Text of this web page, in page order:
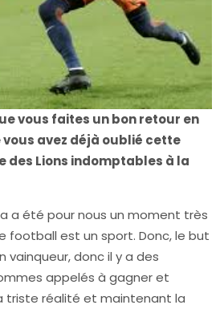
vous faites un bon retour en
vous avez déjà oublié cette
des Lions indomptables à la
a été pour nous un moment très
football est un sport. Donc, le but
vainqueur, donc il y a des
appelés à gagner et
triste réalité et maintenant la